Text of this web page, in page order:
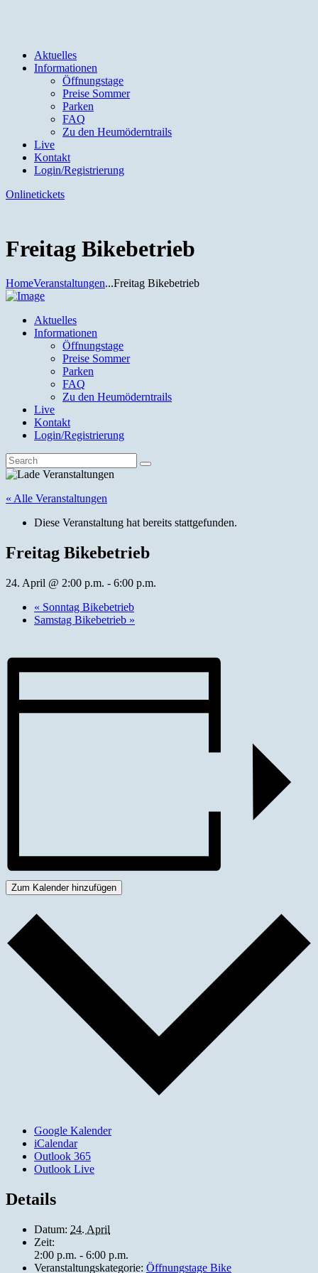
Aktuelles
Informationen
Öffnungstage
Preise Sommer
Parken
FAQ
Zu den Heumöderntrails
Live
Kontakt
Login/Registrierung
Onlinetickets
Freitag Bikebetrieb
HomeVeranstaltungen...Freitag Bikebetrieb
Aktuelles
Informationen
Öffnungstage
Preise Sommer
Parken
FAQ
Zu den Heumöderntrails
Live
Kontakt
Login/Registrierung
« Alle Veranstaltungen
Diese Veranstaltung hat bereits stattgefunden.
Freitag Bikebetrieb
24. April @ 2:00 p.m. - 6:00 p.m.
« Sonntag Bikebetrieb
Samstag Bikebetrieb »
Zum Kalender hinzufügen
Google Kalender
iCalendar
Outlook 365
Outlook Live
Details
Datum: 24. April
Zeit:
2:00 p.m. - 6:00 p.m.
Veranstaltungskategorie: Öffnungstage Bike